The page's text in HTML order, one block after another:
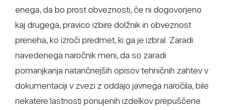
enega, da bo prost obveznosti, če ni dogovorjeno
kaj drugega, pravico izbire dolžnik in obveznost
preneha, ko izroči predmet, ki ga je izbral. Zaradi
navedenega naročnik meni, da so zaradi
pomanjkanja natančnejših opisov tehničnih zahtev v
dokumentaciji v zvezi z oddajo javnega naročila, bile
nekatere lastnosti ponujenih izdelkov prepuščene